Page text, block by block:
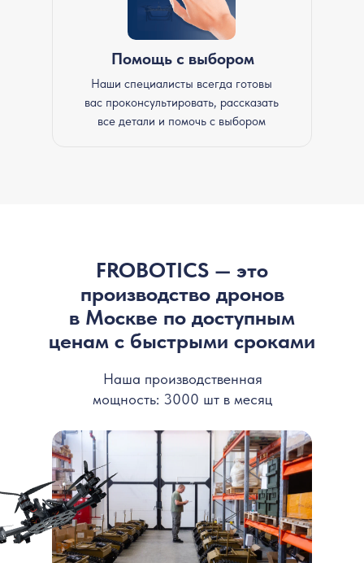
Помощь с выбором
Наши специалисты всегда готовы
вас проконсультировать, рассказать
все детали и помочь с выбором
Наша производственная
мощность: 3000 шт в месяц
FROBOTICS — это
производство дронов
в Москве по доступным
ценам с быстрыми сроками